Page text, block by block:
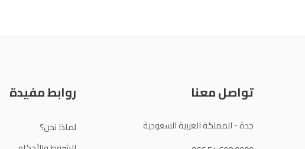
تواصل معنا
جدة - المملكة العربية السعودية
روابط مفيدة
لماذا نحن؟